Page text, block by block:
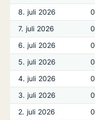
8. juli 2026
0
7. juli 2026
0
6. juli 2026
0
5. juli 2026
0
4. juli 2026
0
3. juli 2026
0
2. juli 2026
0